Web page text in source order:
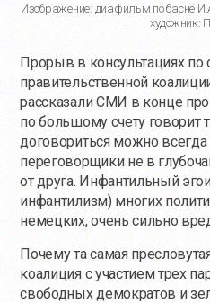
Изображение: диафильм по басне И.
художник:
Прорыв в консультациях по
правительственной
рассказали СМИ в конце
по большому счету говорит
договориться можно
переговорщики не в
от друга. Инфантильный
инфантилизм) многих
немецких, очень сильно
Почему та самая
коалиция с участием трех
свободных демократов и